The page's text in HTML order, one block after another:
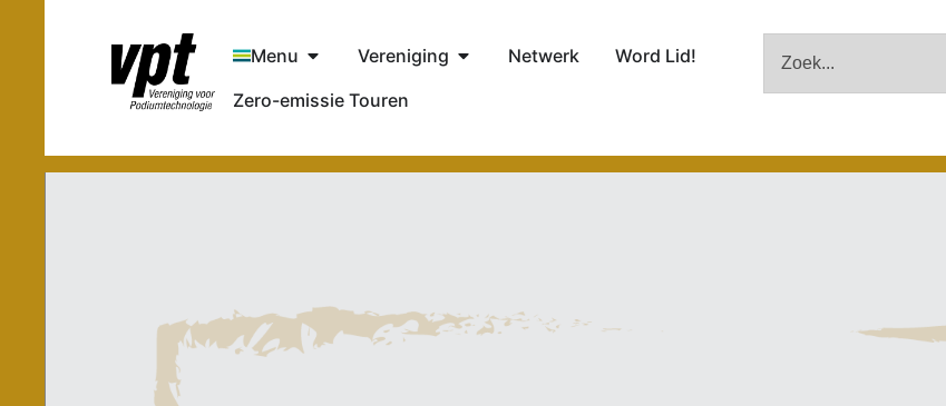
Menu Vereniging Netwerk
Word Lid!
Zero-emissie Touren